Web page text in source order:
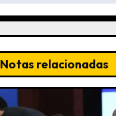
Notas relacionadas